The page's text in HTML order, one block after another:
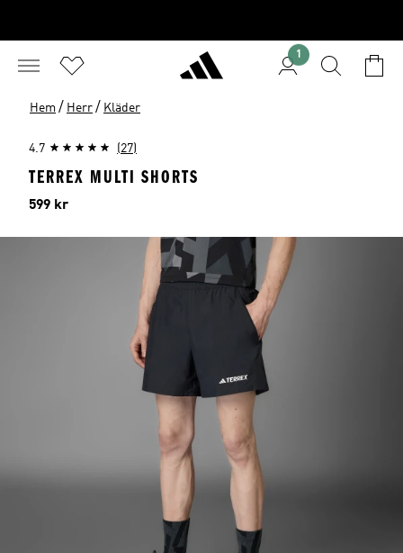
1
Hem / Herr / Kläder
4.7 (27)
TERREX MULTI SHORTS
Pris
599 kr